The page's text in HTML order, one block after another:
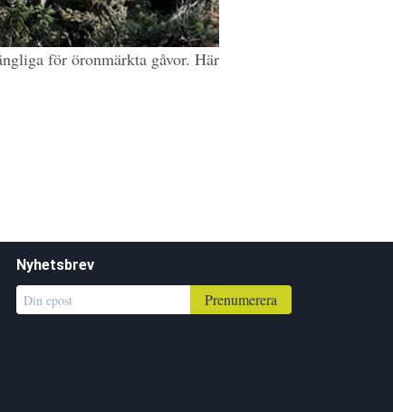
för öronmärkta gåvor. Här
Nyhetsbrev
Prenumerera